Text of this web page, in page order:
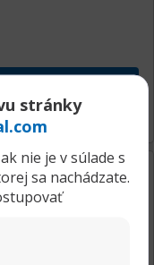
stránky
nie je v súlade s
sa nachádzate.